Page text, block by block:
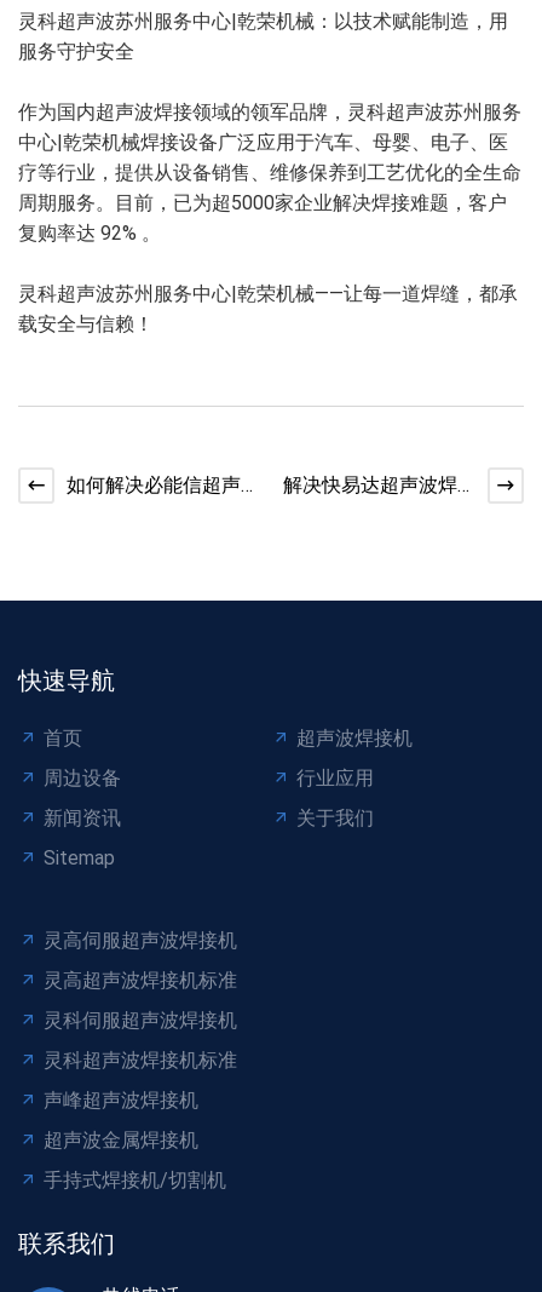
灵科超声波苏州服务中心|乾荣机械：以技术赋能制造，用
服务守护安全
作为国内超声波焊接领域的领军品牌，灵科超声波苏州服务
中心|乾荣机械焊接设备广泛应用于汽车、母婴、电子、医
疗等行业，提供从设备销售、维修保养到工艺优化的全生命
周期服务。目前，已为超5000家企业解决焊接难题，客户
复购率达 92% 。
灵科超声波苏州服务中心|乾荣机械——让每一道焊缝，都承
载安全与信赖！
如何解决必能信超声
解决快易达超声波焊
快速导航
首页
超声波焊接机
周边设备
行业应用
新闻资讯
关于我们
Sitemap
灵高伺服超声波焊接机
灵高超声波焊接机标准
灵科伺服超声波焊接机
灵科超声波焊接机标准
声峰超声波焊接机
超声波金属焊接机
手持式焊接机/切割机
联系我们